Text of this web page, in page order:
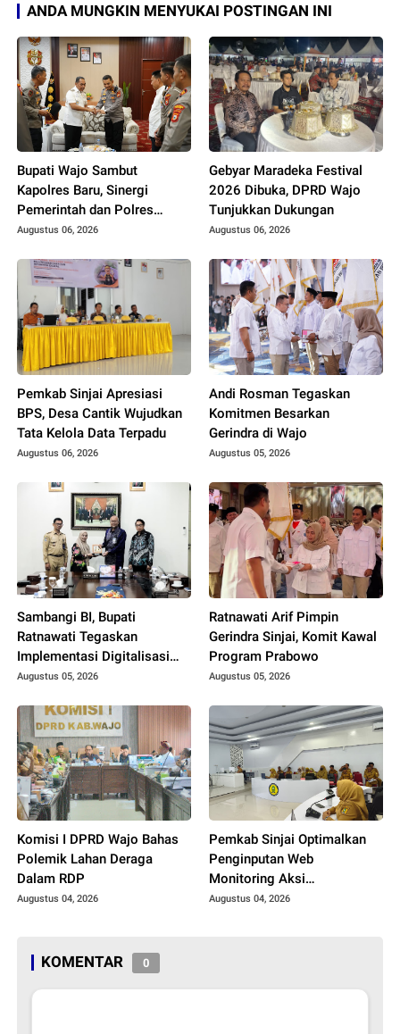
ANDA MUNGKIN MENYUKAI POSTINGAN INI
Bupati Wajo Sambut
Kapolres Baru, Sinergi
Pemerintah dan Polres
Diperkuat
Augustus 06, 2026
Gebyar Maradeka Festival
2026 Dibuka, DPRD Wajo
Tunjukkan Dukungan
Augustus 06, 2026
Pemkab Sinjai Apresiasi
BPS, Desa Cantik Wujudkan
Tata Kelola Data Terpadu
Augustus 06, 2026
Andi Rosman Tegaskan
Komitmen Besarkan
Gerindra di Wajo
Augustus 05, 2026
Sambangi BI, Bupati
Ratnawati Tegaskan
Implementasi Digitalisasi
Daerah
Augustus 05, 2026
Ratnawati Arif Pimpin
Gerindra Sinjai, Komit Kawal
Program Prabowo
Augustus 05, 2026
Komisi I DPRD Wajo Bahas
Polemik Lahan Deraga
Dalam RDP
Augustus 04, 2026
Pemkab Sinjai Optimalkan
Penginputan Web
Monitoring Aksi
Konvergensi Stunting Tahun
Augustus 04, 2026
KOMENTAR 0